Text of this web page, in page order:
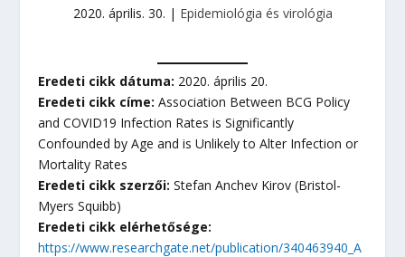
2020. április. 30. | Epidemiológia és virológia
Eredeti cikk dátuma: 2020. április 20.
Eredeti cikk címe: Association Between BCG Policy
and COVID19 Infection Rates is Significantly
Confounded by Age and is Unlikely to Alter Infection or
Mortality Rates
Eredeti cikk szerzői: Stefan Anchev Kirov (Bristol-
Myers Squibb)
Eredeti cikk elérhetősége:
https://www.researchgate.net/publication/340463940_A